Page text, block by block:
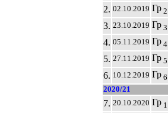
2. 02.10.2019 Гр2
3. 23.10.2019 Гр3
4. 05.11.2019 Гр4
5. 27.11.2019 Гр5
6. 10.12.2019 Гр6
2020/21
7. 20.10.2020 Гр1